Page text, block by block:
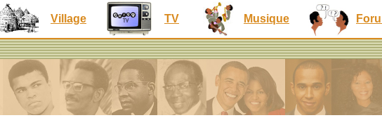
Village TV Musique